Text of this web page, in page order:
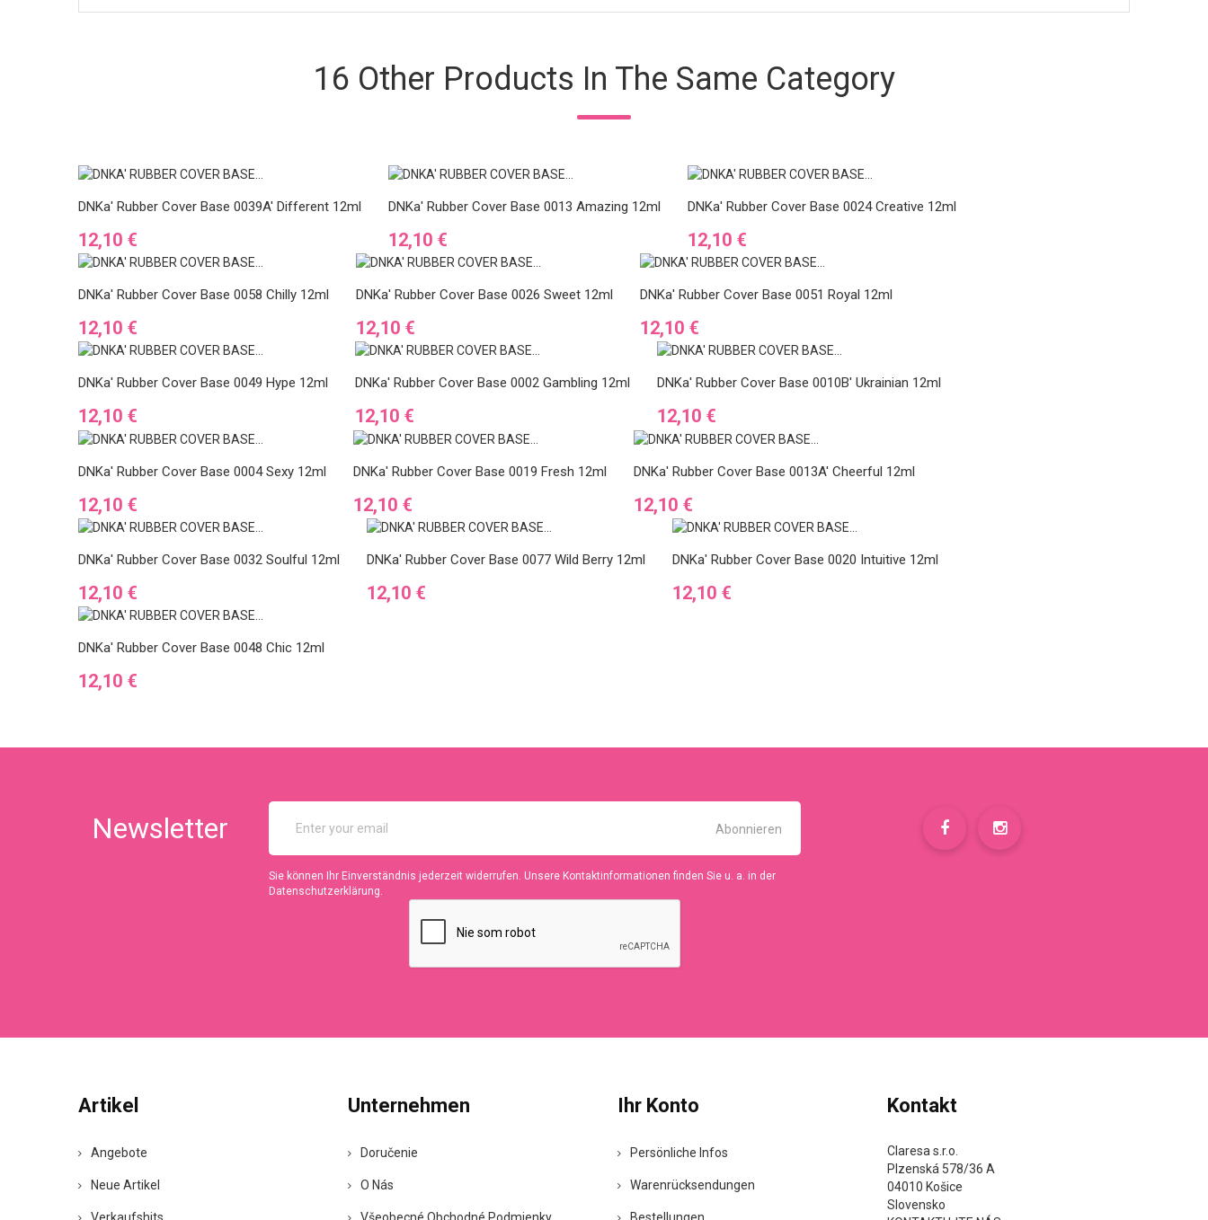
16 Other Products In The Same Category
DNKa' Rubber Cover Base 0039A' Different 12ml
Preis
12,10 €
DNKa' Rubber Cover Base 0013 Amazing 12ml
Preis
12,10 €
DNKa' Rubber Cover Base 0024 Creative 12ml
Preis
12,10 €
DNKa' Rubber Cover Base 0058 Chilly 12ml
Preis
12,10 €
DNKa' Rubber Cover Base 0026 Sweet 12ml
Preis
12,10 €
DNKa' Rubber Cover Base 0051 Royal 12ml
Preis
12,10 €
DNKa' Rubber Cover Base 0049 Hype 12ml
Preis
12,10 €
DNKa' Rubber Cover Base 0002 Gambling 12ml
Preis
12,10 €
DNKa' Rubber Cover Base 0010B' Ukrainian 12ml
Preis
12,10 €
DNKa' Rubber Cover Base 0004 Sexy 12ml
Preis
12,10 €
DNKa' Rubber Cover Base 0019 Fresh 12ml
Preis
12,10 €
DNKa' Rubber Cover Base 0013A' Cheerful 12ml
Preis
12,10 €
DNKa' Rubber Cover Base 0032 Soulful 12ml
Preis
12,10 €
DNKa' Rubber Cover Base 0077 Wild Berry 12ml
Preis
12,10 €
DNKa' Rubber Cover Base 0020 Intuitive 12ml
Preis
12,10 €
DNKa' Rubber Cover Base 0048 Chic 12ml
Preis
12,10 €
Newsletter
Sie können Ihr Einverständnis jederzeit widerrufen. Unsere Kontaktinformationen finden Sie u. a. in der
Datenschutzerklärung.
Artikel
Angebote
Neue Artikel
Unternehmen
Doručenie
O Nás
Ihr Konto
Persönliche Infos
Warenrücksendungen
Kontakt
Claresa s.r.o.
Plzenská 578/36 A
04010 Košice
Slovensko